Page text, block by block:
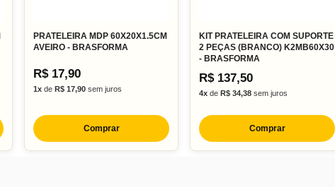
PRATELEIRA MDP 60X20X1.5CM
AVEIRO - BRASFORMA
R$ 17,90
1x de R$ 17,90 sem juros
Comprar
KIT PRATELEIRA COM SUPORTE
2 PEÇAS (BRANCO) K2MB60X30
- BRASFORMA
R$ 137,50
4x de R$ 34,38 sem juros
Comprar